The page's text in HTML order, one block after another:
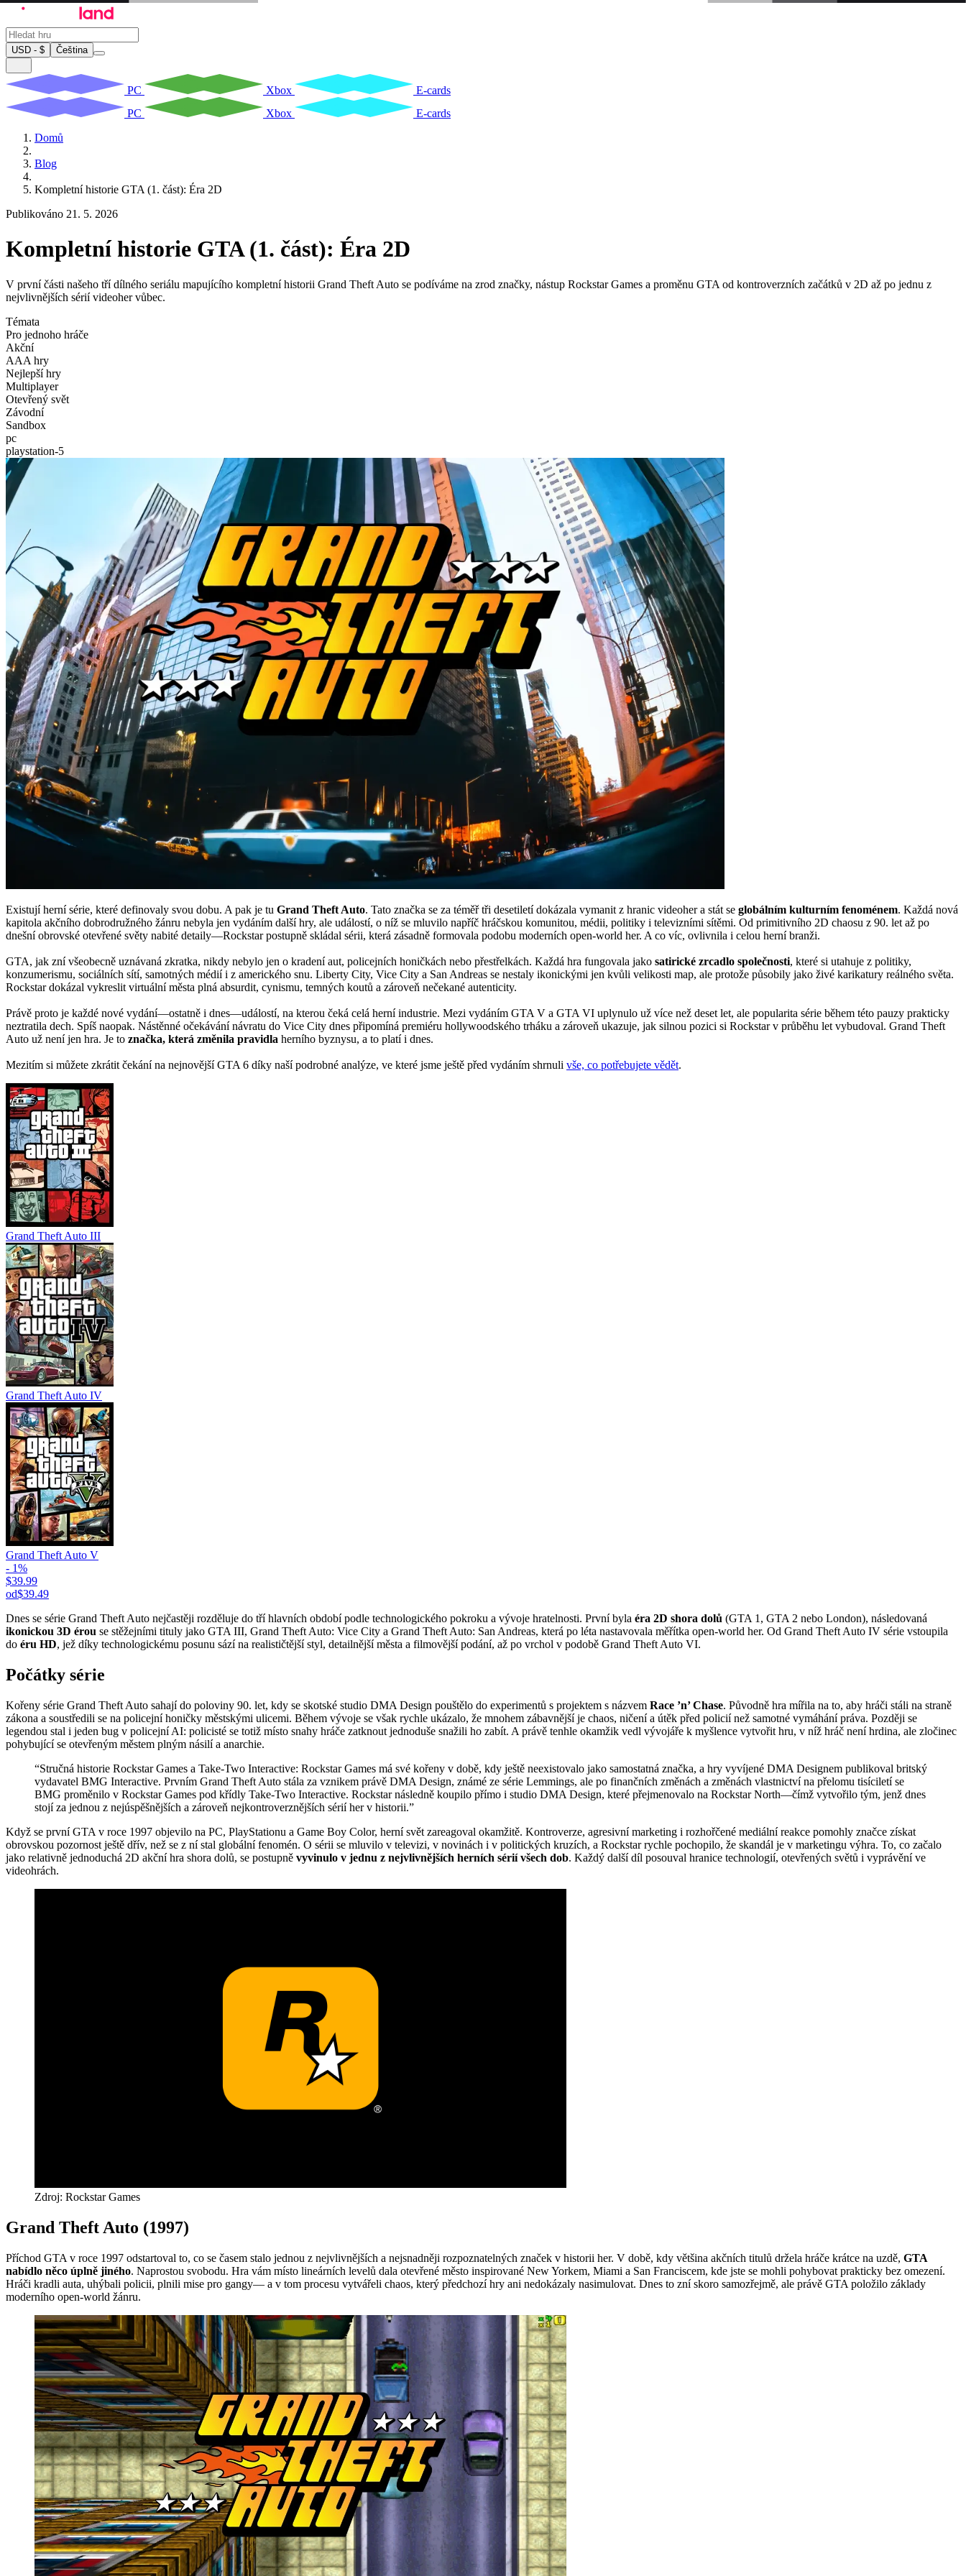
USD - $ Čeština
PC Xbox
E-cards
PC
Xbox
E-cards
Domů
Blog
Kompletní historie GTA (1. část): Éra 2D
Publikováno 21. 5. 2026
Kompletní historie GTA (1. část): Éra 2D
V první části našeho tří dílného seriálu mapujícího kompletní historii Grand Theft Auto se podíváme na zrod značky, nástup Rockstar Games a proměnu GTA od kontroverzních začátků v 2D až po jednu z
nejvlivnějších sérií videoher vůbec.
Témata
Pro jednoho hráče
Akční
AAA hry
Nejlepší hry
Multiplayer
Otevřený svět
Závodní
Sandbox
pc
playstation-5
Existují herní série, které definovaly svou dobu. A pak je tu Grand Theft Auto. Tato značka se za téměř tři desetiletí dokázala vymanit z hranic videoher a stát se globálním kulturním fenoménem. Každá nová
kapitola akčního dobrodružného žánru nebyla jen vydáním další hry, ale událostí, o níž se mluvilo napříč hráčskou komunitou, médii, politiky i televizními sítěmi. Od primitivního 2D chaosu z 90. let až po
dnešní obrovské otevřené světy nabité detaily—Rockstar postupně skládal sérii, která zásadně formovala podobu moderních open-world her. A co víc, ovlivnila i celou herní branži.
GTA, jak zní všeobecně uznávaná zkratka, nikdy nebylo jen o kradení aut, policejních honičkách nebo přestřelkách. Každá hra fungovala jako satirické zrcadlo společnosti, které si utahuje z politiky,
konzumerismu, sociálních sítí, samotných médií i z amerického snu. Liberty City, Vice City a San Andreas se nestaly ikonickými jen kvůli velikosti map, ale protože působily jako živé karikatury reálného světa.
Rockstar dokázal vykreslit virtuální města plná absurdit, cynismu, temných koutů a zároveň nečekané autenticity.
Právě proto je každé nové vydání—ostatně i dnes—událostí, na kterou čeká celá herní industrie. Mezi vydáním GTA V a GTA VI uplynulo už více než deset let, ale popularita série během této pauzy prakticky
neztratila dech. Spíš naopak. Nástěnné očekávání návratu do Vice City dnes připomíná premiéru hollywoodského trháku a zároveň ukazuje, jak silnou pozici si Rockstar v průběhu let vybudoval. Grand Theft
Auto už není jen hra. Je to značka, která změnila pravidla herního byznysu, a to platí i dnes.
Mezitím si můžete zkrátit čekání na nejnovější GTA 6 díky naší podrobné analýze, ve které jsme ještě před vydáním shrnuli vše, co potřebujete vědět.
Grand Theft Auto III
Grand Theft Auto IV
Grand Theft Auto V
- 1%
$39.99
od$39.49
Dnes se série Grand Theft Auto nejčastěji rozděluje do tří hlavních období podle technologického pokroku a vývoje hratelnosti. První byla éra 2D shora dolů (GTA 1, GTA 2 nebo London), následovaná
ikonickou 3D érou se stěžejními tituly jako GTA III, Grand Theft Auto: Vice City a Grand Theft Auto: San Andreas, která po léta nastavovala měřítka open-world her. Od Grand Theft Auto IV série vstoupila
do éru HD, jež díky technologickému posunu sází na realističtější styl, detailnější města a filmovější podání, až po vrchol v podobě Grand Theft Auto VI.
Počátky série
Kořeny série Grand Theft Auto sahají do poloviny 90. let, kdy se skotské studio DMA Design pouštělo do experimentů s projektem s názvem Race ’n’ Chase. Původně hra mířila na to, aby hráči stáli na straně
zákona a soustředili se na policejní honičky městskými ulicemi. Během vývoje se však rychle ukázalo, že mnohem zábavnější je chaos, ničení a útěk před policií než samotné vymáhání práva. Později se
legendou stal i jeden bug v policejní AI: policisté se totiž místo snahy hráče zatknout jednoduše snažili ho zabít. A právě tenhle okamžik vedl vývojáře k myšlence vytvořit hru, v níž hráč není hrdina, ale zločinec
pohybující se otevřeným městem plným násilí a anarchie.
“Stručná historie Rockstar Games a Take-Two Interactive: Rockstar Games má své kořeny v době, kdy ještě neexistovalo jako samostatná značka, a hry vyvíjené DMA Designem publikoval britský
vydavatel BMG Interactive. Prvním Grand Theft Auto stála za vznikem právě DMA Design, známé ze série Lemmings, ale po finančních změnách a změnách vlastnictví na přelomu tisíciletí se
BMG proměnilo v Rockstar Games pod křídly Take-Two Interactive. Rockstar následně koupilo přímo i studio DMA Design, které přejmenovalo na Rockstar North—čímž vytvořilo tým, jenž dnes
stojí za jednou z nejúspěšnějších a zároveň nejkontroverznějších sérií her v historii.”
Když se první GTA v roce 1997 objevilo na PC, PlayStationu a Game Boy Color, herní svět zareagoval okamžitě. Kontroverze, agresivní marketing i rozhořčené mediální reakce pomohly značce získat
obrovskou pozornost ještě dřív, než se z ní stal globální fenomén. O sérii se mluvilo v televizi, v novinách i v politických kruzích, a Rockstar rychle pochopilo, že skandál je v marketingu výhra. To, co začalo
jako relativně jednoduchá 2D akční hra shora dolů, se postupně vyvinulo v jednu z nejvlivnějších herních sérií všech dob. Každý další díl posouval hranice technologií, otevřených světů i vyprávění ve
videohrách.
Zdroj: Rockstar Games
Grand Theft Auto (1997)
Příchod GTA v roce 1997 odstartoval to, co se časem stalo jednou z nejvlivnějších a nejsnadněji rozpoznatelných značek v historii her. V době, kdy většina akčních titulů držela hráče krátce na uzdě, GTA
nabídlo něco úplně jiného. Naprostou svobodu. Hra vám místo lineárních levelů dala otevřené město inspirované New Yorkem, Miami a San Franciscem, kde jste se mohli pohybovat prakticky bez omezení.
Hráči kradli auta, uhýbali policii, plnili mise pro gangy— a v tom procesu vytvářeli chaos, který předchozí hry ani nedokázaly nasimulovat. Dnes to zní skoro samozřejmě, ale právě GTA položilo základy
moderního open-world žánru.